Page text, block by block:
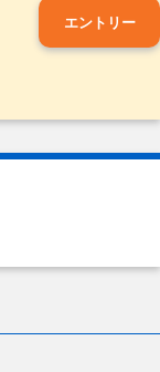
エントリー